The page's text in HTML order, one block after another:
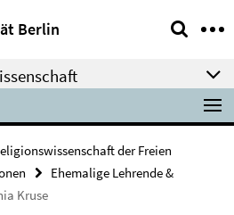
Berlin
der Freien
Ehemalige Lehrende &
Kruse